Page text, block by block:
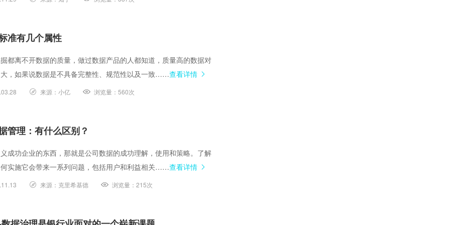
准有几个属性
都离不开数据的质量，做过数据产品的人都知道，质量高的数据对
，如果说数据是不具备完整性、规范性以及一致……查看详情
来源： 小亿 浏览量： 560次
管理：有什么区别？
成功企业的东西，那就是公司数据的成功理解，使用和策略。了解
实施它会带来一系列问题，包括用户和利益相关……查看详情
来源： 克里希基德 浏览量： 215次